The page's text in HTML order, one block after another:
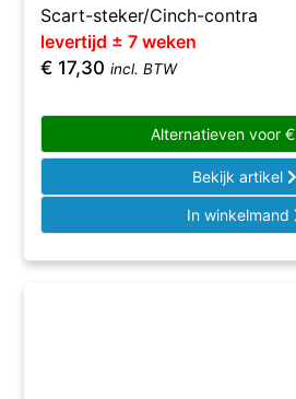
Scart-steker/Cinch-contra
levertijd ± 7 weken
€ 17,30 incl. BTW
Alternatieven voor €
Bekijk artikel
In winkelmand